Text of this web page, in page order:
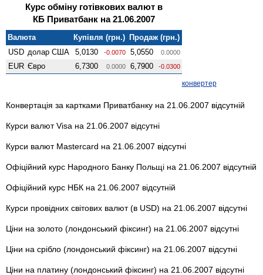
Курс обміну готівкових валют в
КБ Приватбанк на 21.06.2007
Валюта Купівля (грн.) Продаж (грн.)
USD долар США 5,0130 -0.0070 5,0550 0.0000
EUR Євро 6,7300 0.0000 6,7900 -0.0300
конвертер
Конвертація за картками Приватбанку на 21.06.2007 відсутній
Курси валют Visa на 21.06.2007 відсутні
Курси валют Mastercard на 21.06.2007 відсутні
Офіційний курс Народного Банку Польщі на 21.06.2007 відсутній
Офіційний курс НБК на 21.06.2007 відсутній
Курси провідних світових валют (в USD) на 21.06.2007 відсутні
Ціни на золото (лондонський фіксинг) на 21.06.2007 відсутні
Ціни на срібло (лондонський фіксинг) на 21.06.2007 відсутні
Ціни на платину (лондонський фіксинг) на 21.06.2007 відсутні